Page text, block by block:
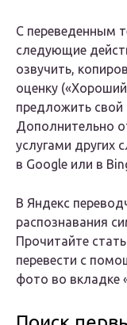
С переведенным
следующие
озвучить,
оценку
предложить свой
Дополнительно
услугами других
в Google или в
В Яндекс
распознавания
Прочитайте
перевести с
фото во вкладке